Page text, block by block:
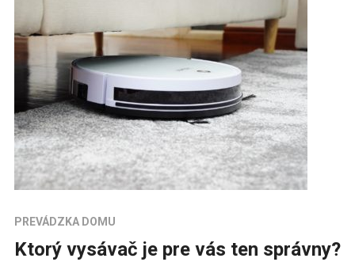
PREVÁDZKA DOMU
Ktorý vysávač je pre vás ten správny?